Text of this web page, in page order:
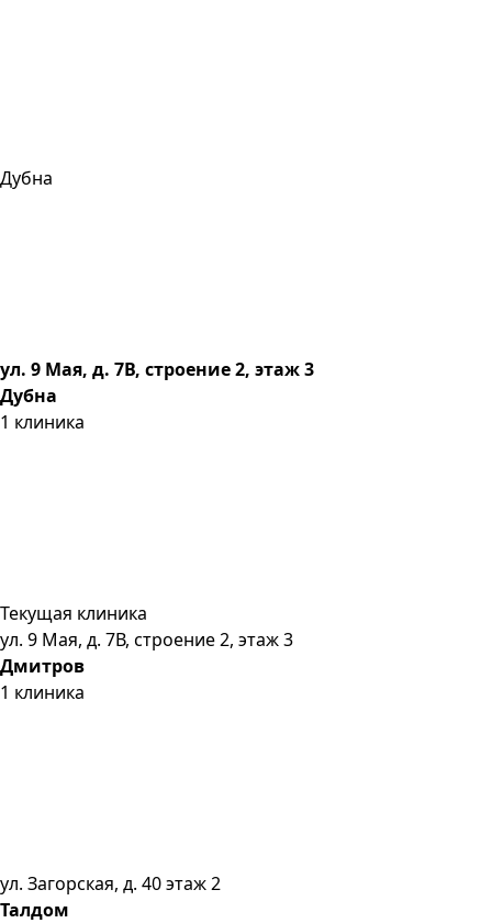
Дубна
ул. 9 Мая, д. 7В, строение 2, этаж 3
Дубна
1 клиника
Текущая клиника
ул. 9 Мая, д. 7В, строение 2, этаж 3
Дмитров
1 клиника
ул. Загорская, д. 40 этаж 2
Талдом